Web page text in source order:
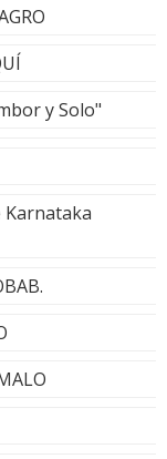
y Solo"